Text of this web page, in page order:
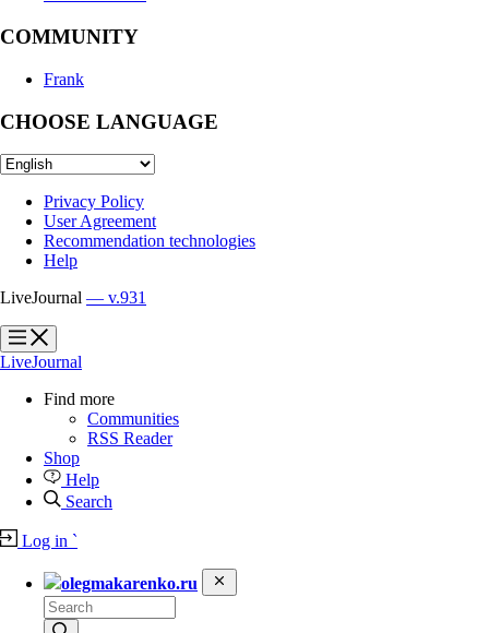
COMMUNITY
Frank
CHOOSE LANGUAGE
Privacy Policy
User Agreement
Recommendation technologies
Help
LiveJournal — v.931
?
?
LiveJournal
Find more
Communities
RSS Reader
Shop
Help
Search
Log in `
olegmakarenko.ru